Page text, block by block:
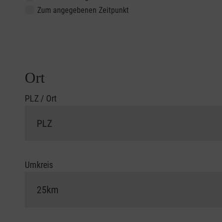
Zum angegebenen Zeitpunkt
Ort
PLZ / Ort
Umkreis